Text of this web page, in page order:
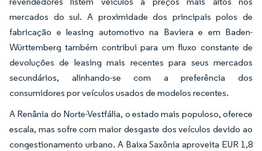
mercados do sul. A proximidade dos principais polos de
fabricação e leasing automotivo na Baviera e em Baden-
Württemberg também contribui para um fluxo constante de
devoluções de leasing mais recentes para seus mercados
secundários, alinhando-se com a preferência dos
consumidores por veículos usados de modelos recentes.
A Renânia do Norte-Vestfália, o estado mais populoso, oferece
escala, mas sofre com maior desgaste dos veículos devido ao
congestionamento urbano. A Baixa Saxônia aproveita EUR 1,8